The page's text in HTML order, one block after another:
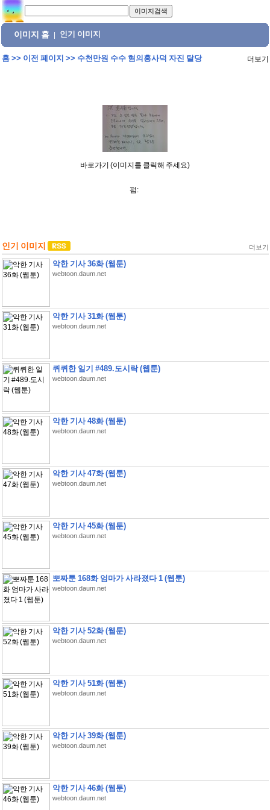
이미지 홈 인기 이미지
홈>> 이전 페이지 >> 수천만원 수수 혐의홍사덕 자진 탈당 더보기
바로가기 (이미지를 클릭해 주세요)
펌:
인기 이미지 더보기
악한 기사 36화 (웹툰)
webtoon.daum.net
악한 기사 31화 (웹툰)
webtoon.daum.net
퀴퀴한 일기 #489.도시락 (웹툰)
webtoon.daum.net
악한 기사 48화 (웹툰)
webtoon.daum.net
악한 기사 47화 (웹툰)
webtoon.daum.net
악한 기사 45화 (웹툰)
webtoon.daum.net
뽀짜툰 168화 엄마가 사라졌다 1 (웹툰)
webtoon.daum.net
악한 기사 52화 (웹툰)
webtoon.daum.net
악한 기사 51화 (웹툰)
webtoon.daum.net
악한 기사 39화 (웹툰)
webtoon.daum.net
악한 기사 46화 (웹툰)
webtoon.daum.net